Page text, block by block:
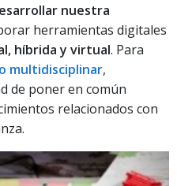
nuestra
herramientas digitales
híbrida y virtual. Para
multidisciplinar,
de poner en común
relacionados con